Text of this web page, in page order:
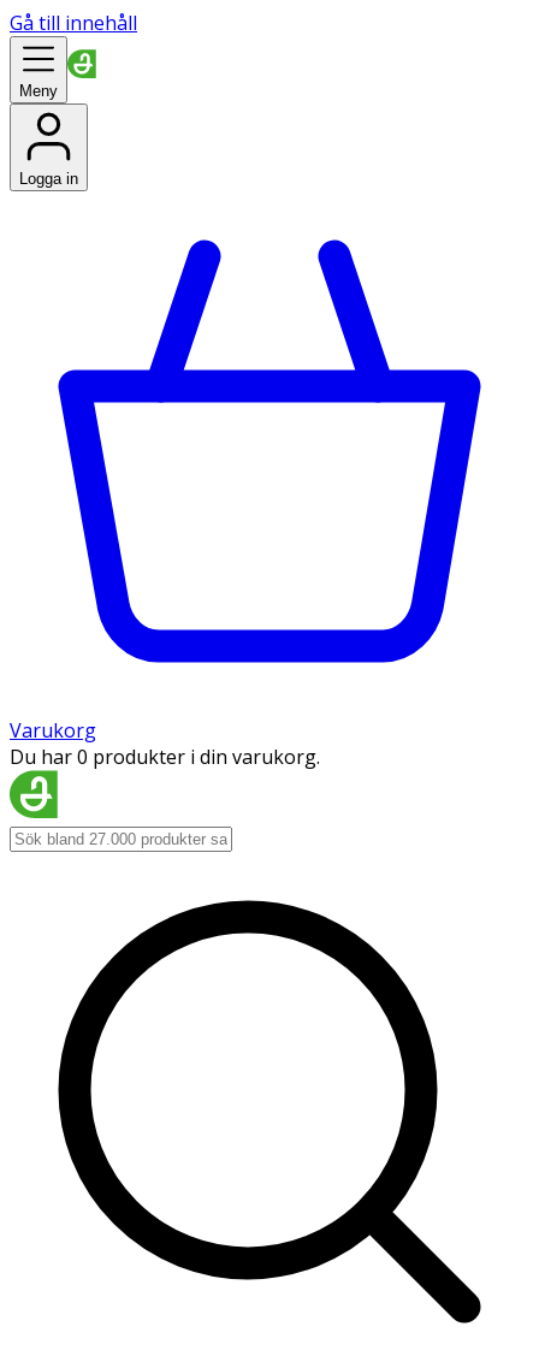
Gå till innehåll
Meny
Logga in
Varukorg
Du har 0 produkter i din varukorg.